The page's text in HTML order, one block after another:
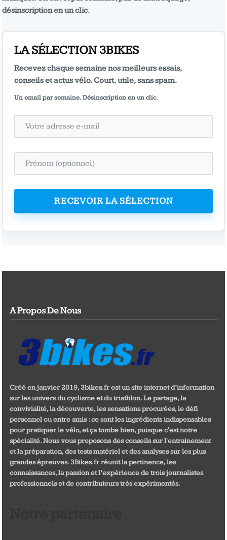
désinscription en un clic.
LA SÉLECTION 3BIKES
Recevez chaque semaine nos meilleurs essais,
conseils et actus vélo. Court, utile, sans spam.
Un email par semaine. Désinscription en un clic.
RECEVOIR LA SÉLECTION
A Propos De Nous
Créé en janvier 2019, 3bikes.fr est un site internet d’information
sur les univers du cyclisme et du triathlon. Le partage, la
convivialité, la découverte, les sensations procurées, le défi
personnel ou entre amis : ce sont les ingrédients indispensables
pour pratiquer le vélo, et ça tombe bien, puisque c'est notre
spécialité. Nous vous proposons des conseils sur l'entrainement
et la préparation, des tests matériel et des analyses sur les plus
grandes épreuves. 3Bikes.fr réunit la pertinence, les
connaissances, la passion et l’expérience de trois journalistes
professionnels et de contributeurs très expérimentés.